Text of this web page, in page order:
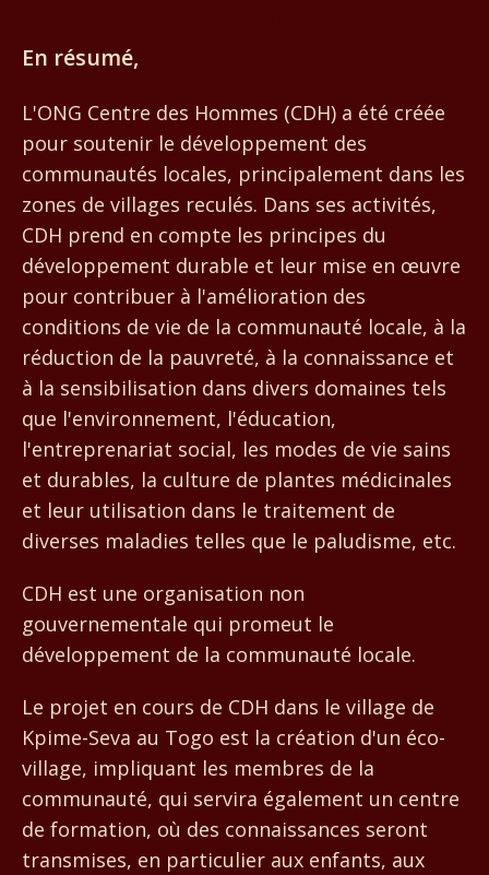
En résumé,
L'ONG Centre des Hommes (CDH) a été créée
pour soutenir le développement des
communautés locales, principalement dans les
zones de villages reculés. Dans ses activités,
CDH prend en compte les principes du
développement durable et leur mise en œuvre
pour contribuer à l'amélioration des
conditions de vie de la communauté locale, à la
réduction de la pauvreté, à la connaissance et
à la sensibilisation dans divers domaines tels
que l'environnement, l'éducation,
l'entreprenariat social, les modes de vie sains
et durables, la culture de plantes médicinales
et leur utilisation dans le traitement de
diverses maladies telles que le paludisme, etc.
CDH est une organisation non
gouvernementale qui promeut le
développement de la communauté locale.
Le projet en cours de CDH dans le village de
Kpime-Seva au Togo est la création d'un éco-
village, impliquant les membres de la
communauté, qui servira également un centre
de formation, où des connaissances seront
transmises, en particulier aux enfants, aux